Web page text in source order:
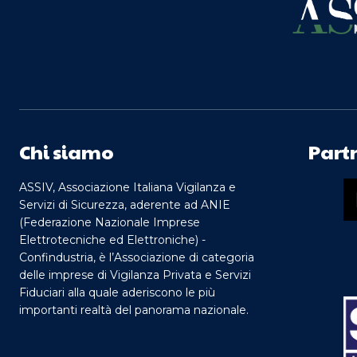
Chi siamo
ASSIV, Associazione Italiana Vigilanza e
Servizi di Sicurezza, aderente ad ANIE
(Federazione Nazionale Imprese
Elettrotecniche ed Elettroniche) -
Confindustria, è l’Associazione di categoria
delle imprese di Vigilanza Privata e Servizi
Fiduciari alla quale aderiscono le più
importanti realtà del panorama nazionale.